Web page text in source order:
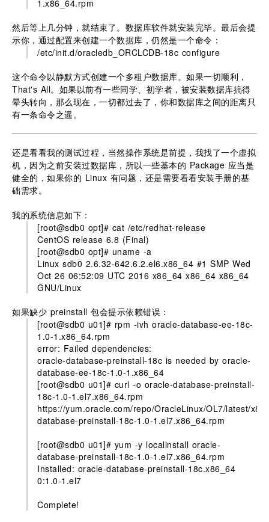
1.x86_64.rpm
然后等上几分钟，就结束了。数据库软件就安装完毕。最后会提
示你，通过配置来创建一个数据库，仍然是一个命令：
/etc/init.d/oracledb_ORCLCDB-18c configure
这个命令以静默方式创建一个多租户数据库。如果一切顺利，
That's All。如果以前有一些同学、初学者，被安装数据库搞得
晕头转向，那么现在，一切都过去了，你和数据库之间的距离只
有一条命令之遥。
还是看看我的测试过程，当然操作系统是前提，我找了一个虚拟
机，因为之前安装过数据库，所以一些基本的 Package 应当是
健全的，如果你的 Linux 有问题，还是需要看看安装手册的基
础需求。
我的系统信息如下：
[root@sdb0 opt]# cat /etc/redhat-release
CentOS release 6.8 (Final)
[root@sdb0 opt]# uname -a
Linux sdb0 2.6.32-642.6.2.el6.x86_64 #1 SMP Wed
Oct 26 06:52:09 UTC 2016 x86_64 x86_64 x86_64
GNU/Linux
如果缺少 preinstall 包会提示依赖错误：
[root@sdb0 u01]# rpm -ivh oracle-database-ee-18c-
1.0-1.x86_64.rpm
error: Failed dependencies:
oracle-database-preinstall-18c is needed by oracle-
database-ee-18c-1.0-1.x86_64
[root@sdb0 u01]# curl -o oracle-database-preinstall-
18c-1.0-1.el7.x86_64.rpm
https://yum.oracle.com/repo/OracleLinux/OL7/latest/
database-preinstall-18c-1.0-1.el7.x86_64.rpm
[root@sdb0 u01]# yum -y localinstall oracle-
database-preinstall-18c-1.0-1.el7.x86_64.rpm
Installed: oracle-database-preinstall-18c.x86_64
0:1.0-1.el7
Complete!